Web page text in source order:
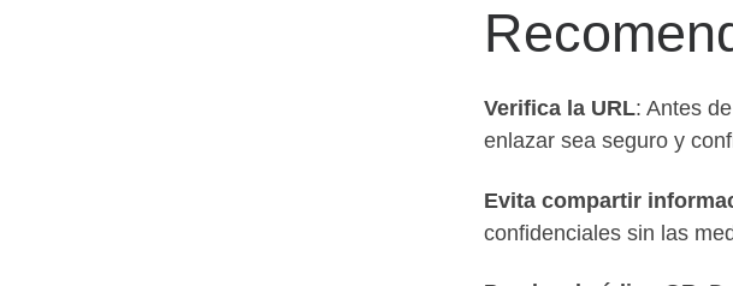
Verifica la URL: Antes
enlazar sea seguro y
Evita compartir
confidenciales sin las